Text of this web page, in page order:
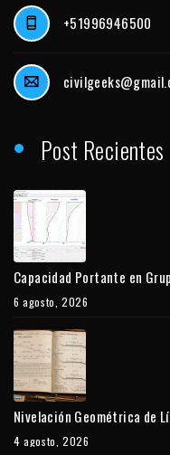
+51996946500
Post Recientes
Capacidad Portante en
6 agosto, 2026
Nivelación Geométrica de
4 agosto, 2026